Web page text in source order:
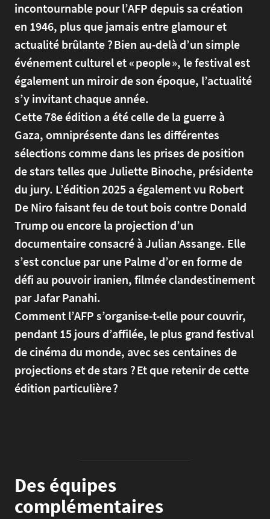
incontournable pour l’AFP depuis sa création
en 1946, plus que jamais entre glamour et
actualité brûlante ? Bien au-delà d’un simple
événement culturel et « people », le festival est
également un miroir de son époque, l’actualité
s’y invitant chaque année.
Cette 78e édition a été celle de la guerre à
Gaza, omniprésente dans les différentes
sélections comme dans les prises de position
de stars telles que Juliette Binoche, présidente
du jury. L’édition 2025 a également vu Robert
De Niro faisant feu de tout bois contre Donald
Trump ou encore la projection d’un
documentaire consacré à Julian Assange. Elle
s’est conclue par une Palme d’or en forme de
défi au pouvoir iranien, filmée clandestinement
par Jafar Panahi.
Comment l’AFP s’organise-t-elle pour couvrir,
pendant 15 jours d’affilée, le plus grand festival
de cinéma du monde, avec ses centaines de
projections et de stars ? Et que retenir de cette
édition particulière ?
Des équipes
complémentaires